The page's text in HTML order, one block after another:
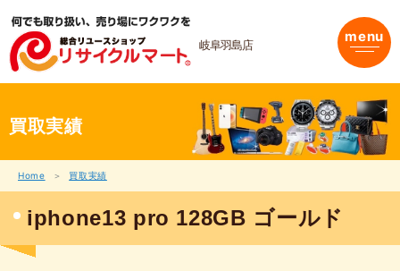
ス
岐阜羽島店 menu
買取実績
Home 買取実績
iphone13 pro 128GB ゴールド